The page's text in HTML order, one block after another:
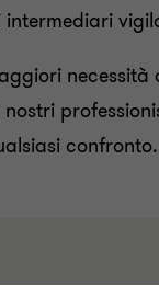
necessità
confronto.